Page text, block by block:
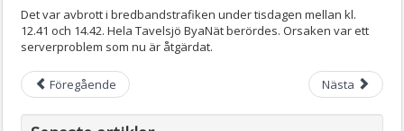
Det var avbrott i bredbandstrafiken under tisdagen mellan kl.
12.41 och 14.42. Hela Tavelsjö ByaNät berördes. Orsaken var ett
serverproblem som nu är åtgärdat.
Föregående Nästa